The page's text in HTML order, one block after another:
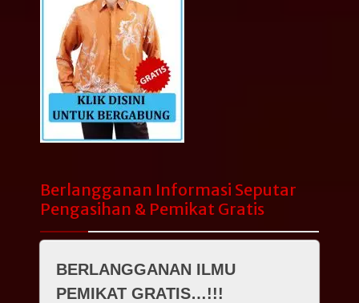
Berlangganan Informasi Seputar
Pengasihan & Pemikat Gratis
BERLANGGANAN ILMU
PEMIKAT GRATIS…!!!